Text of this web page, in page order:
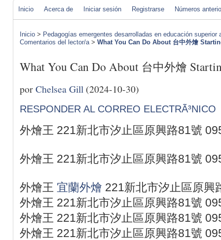
Inicio Acerca de Iniciar sesión Registrarse Números
Inicio > Pedagogías emergentes desarrolladas en educación
Comentarios del lector/a> What You Can Do About 台中外燴
What You Can Do About 台中外燴
porChelsea Gill (2024-10-30)
RESPONDER AL CORREO ELECTRÃ³NICO
外燴王 221新北市汐止區原興路81號
外燴王 221新北市汐止區原興路81號
外燴王 宜蘭外燴 221新北市汐止區原興
外燴王 221新北市汐止區原興路81號
外燴王 221新北市汐止區原興路81號
外燴王 221新北市汐止區原興路81號